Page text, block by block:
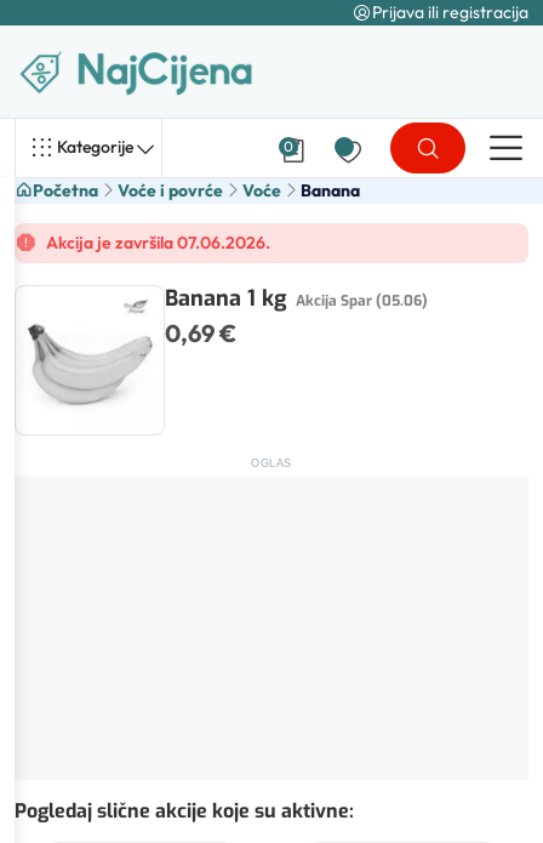
Prijava ili registracija
Kategorije 0
Početna Voće i povrće Voće Banana
Akcija je završila 07.06.2026.
Banana 1 kg Akcija Spar (05.06)
0,69 €
OGLAS
Pogledaj slične akcije koje su aktivne: